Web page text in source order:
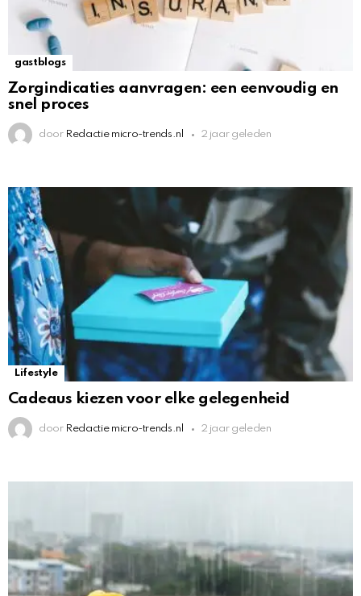
gastblogs
Zorgindicaties aanvragen: een eenvoudig en
snel proces
door Redactie micro-trends.nl 2 jaar geleden
Lifestyle
Cadeaus kiezen voor elke gelegenheid
door Redactie micro-trends.nl 2 jaar geleden